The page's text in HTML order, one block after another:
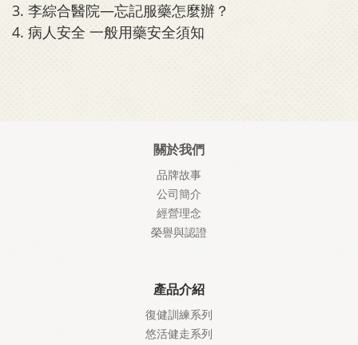
3. 李綜合醫院—忘記服藥怎麼辦？
4. 病人安全 一般用藥安全須知
關於我們
品牌故事
公司簡介
經營理念
榮譽與認證
產品介紹
復健訓練系列
悠活健走系列